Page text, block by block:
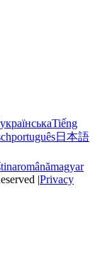
українськаTiếng
português日本語
românămagyar
|Privacy